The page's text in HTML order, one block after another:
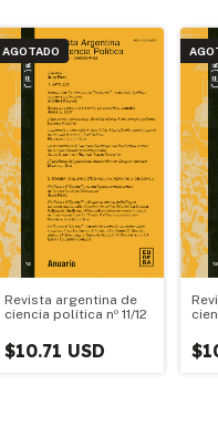
AGOTADO
Revista argentina de
ciencia política nº 11/12
$10.71 USD